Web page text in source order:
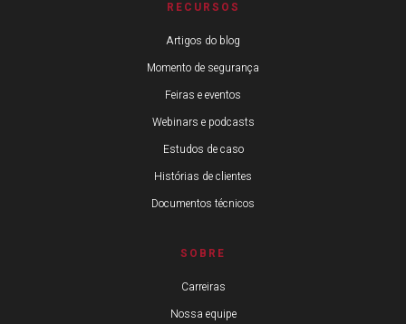
RECURSOS
Artigos do blog
Momento de segurança
Feiras e eventos
Webinars e podcasts
Estudos de caso
Histórias de clientes
Documentos técnicos
SOBRE
Carreiras
Nossa equipe